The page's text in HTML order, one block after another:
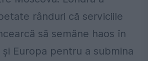
rânduri că serviciile
să semăne haos în
și Europa pentru a submina